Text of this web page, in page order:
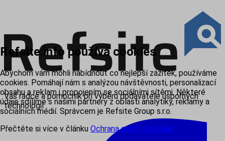
Váš rádce a pomocník při výběru dodavatele úsporných
technologií
Refsite.info používá cookies
Abychom vám mohli nabídnout co nejlepší zážitek, používáme
cookies. Pomáhají nám s analýzou návštěvnosti, personalizací
obsahu a reklam i propojením se sociálními sítěmi. Některé
údaje sdílíme s našimi partnery z oblasti analytiky, reklamy a
sociálních médií. Správcem je Refsite Group s.r.o.
Přečtěte si více v článku Ochrana osobních údajů.